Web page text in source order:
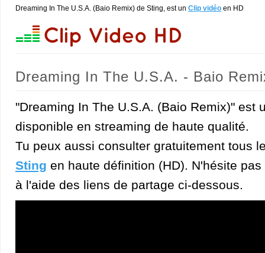
Dreaming In The U.S.A. (Baio Remix) de Sting, est un Clip vidéo en HD
Dreaming In The U.S.A. - Baio
"Dreaming In The U.S.A. (Baio Remix)" est
disponible en streaming de haute qualité.
Tu peux aussi consulter gratuitement tous
Sting en haute définition (HD). N'hésite
à l'aide des liens de partage ci-dessous.